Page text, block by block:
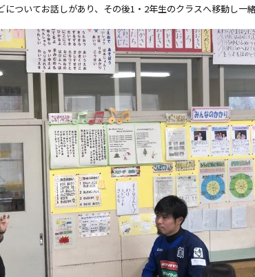
ついてお話しがあり、その後1・2年生のクラスへ移動し一